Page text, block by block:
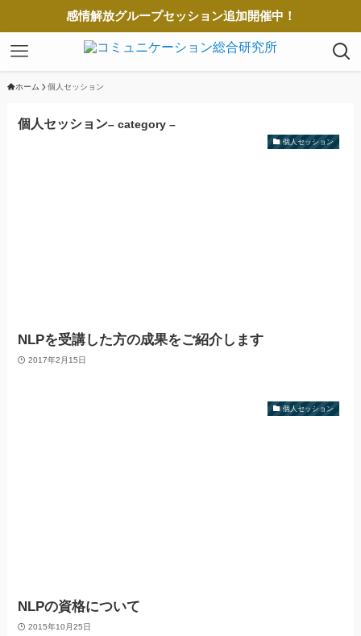
感情解放グループセッション追加開催中！
ホーム 個人セッション
個人セッション– category –
個人セッション
NLPを受講した方の成果をご紹介します
2017年2月15日
個人セッション
NLPの資格について
2015年10月25日